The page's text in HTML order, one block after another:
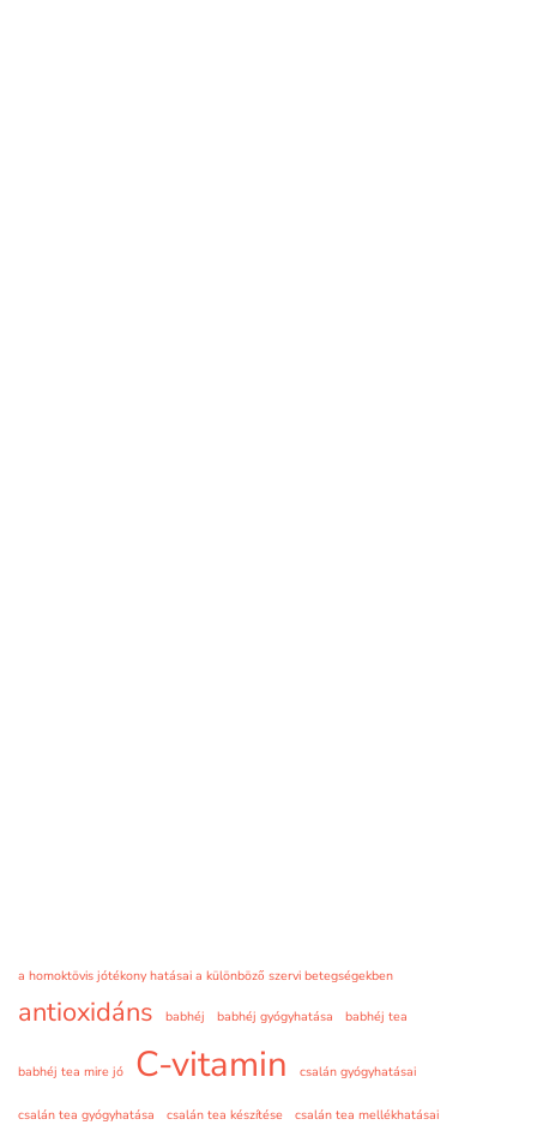
a homoktövis jótékony hatásai a különböző szervi betegségekben
antioxidáns babhéj babhéj gyógyhatása babhéj tea
babhéj tea mire jó C-vitamin csalán gyógyhatásai
csalán tea gyógyhatása csalán tea készítése
csalán tea mellékhatásai